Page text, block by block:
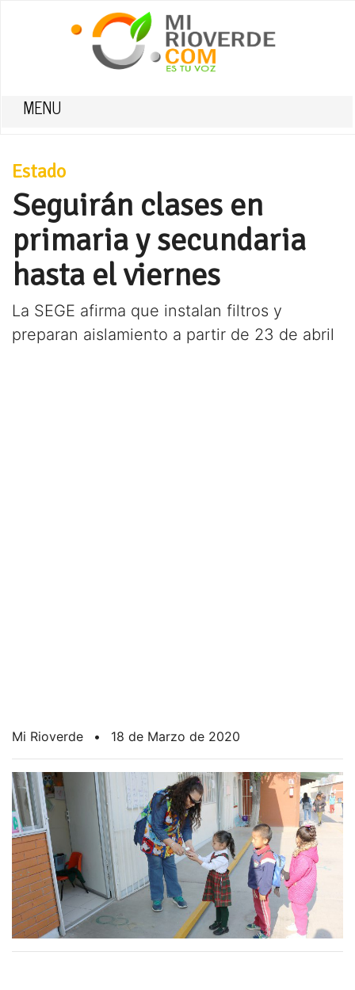
MENU
Estado
Seguirán clases en
primaria y secundaria
hasta el viernes
La SEGE afirma que instalan filtros y
preparan aislamiento a partir de 23 de abril
Mi Rioverde • 18 de Marzo de 2020